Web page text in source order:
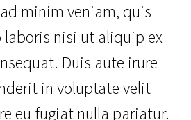
minim veniam, quis
nisi ut aliquip ex
Duis aute irure
in voluptate velit
eu fugiat nulla pariatur.